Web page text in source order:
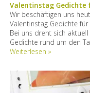
Valentinstag Gedichte
Wir beschäftigen uns
Valentinstag Gedichte
Bei uns dreht sich
Gedichte rund um den
Weiterlesen »